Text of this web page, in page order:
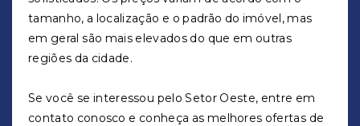
tamanho, a localização e o padrão do imóvel, mas
em geral são mais elevados do que em outras
regiões da cidade.
Se você se interessou pelo Setor Oeste, entre em
contato conosco e conheça as melhores ofertas de